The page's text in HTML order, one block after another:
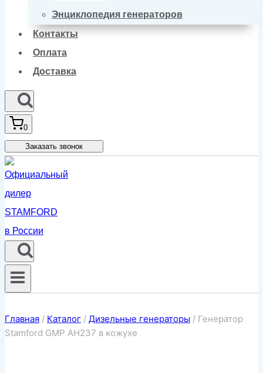
Энциклопедия генераторов
Контакты
Оплата
Доставка
0
Заказать звонок
Главная / Каталог / Дизельные генераторы / Генератор
Stamford GMP AH237 в кожухе